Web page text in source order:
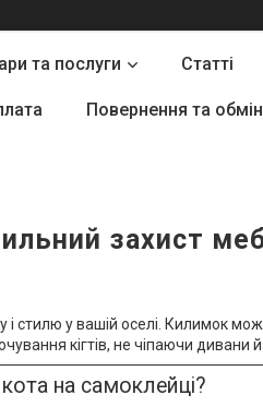
та послуги Статті
Повернення та обмін
захист
стилю у вашій оселі. Килимок
кігтів, не чіпаючи дивани й
на самоклейці?